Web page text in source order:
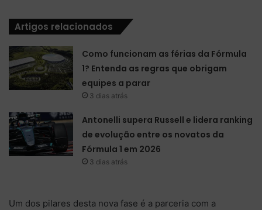
Artigos relacionados
Como funcionam as férias da Fórmula
1? Entenda as regras que obrigam
equipes a parar
3 dias atrás
Antonelli supera Russell e lidera ranking
de evolução entre os novatos da
Fórmula 1 em 2026
3 dias atrás
Um dos pilares desta nova fase é a parceria com a